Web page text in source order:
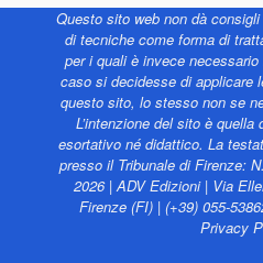
Questo sito web non dà
di tecniche come forma di
per i quali è invece
caso si decidesse di applicare
questo sito, lo stesso non se
L’intenzione del sito è
esortativo né didattico. La
presso il Tribunale di Firenze:
2026 | ADV Edizioni | Via
Firenze (FI) | (+39) 055-
Privacy